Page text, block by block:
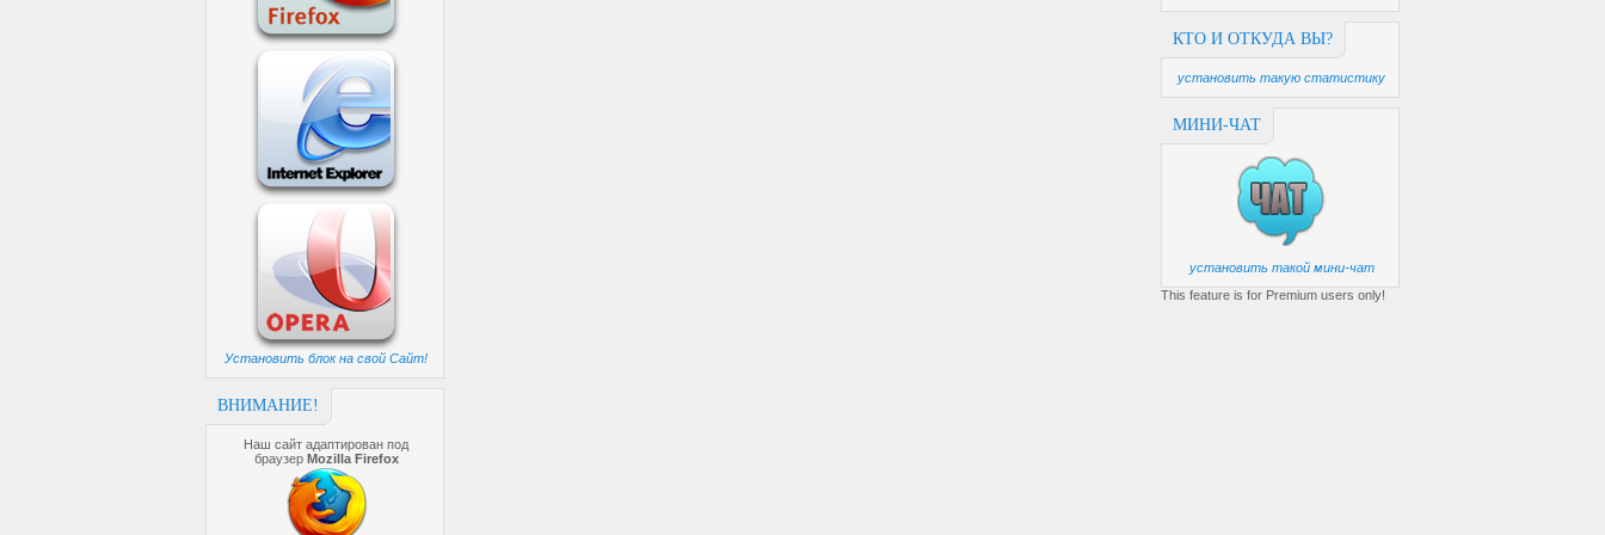
Установить блок на свой Сайт!
ВНИМАНИЕ!
Наш сайт адаптирован под
браузер Mozilla Firefox
КТО И ОТКУДА ВЫ?
установить такую статистику
МИНИ-ЧАТ
установить такой мини-чат
This feature is for Premium users only!